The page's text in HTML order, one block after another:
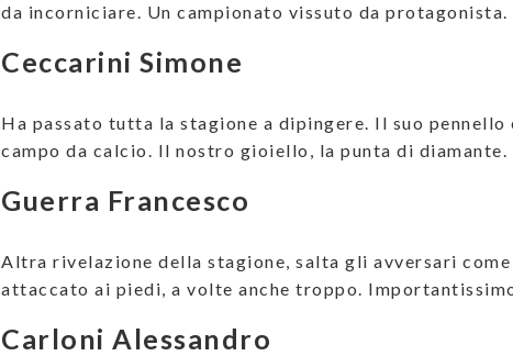
da incorniciare. Un campionato vissuto da
Ceccarini Simone
Ha passato tutta la stagione a dipingere. Il suo
campo da calcio. Il nostro gioiello, la punta di diamante.
Guerra Francesco
Altra rivelazione della stagione, salta gli avversari
attaccato ai piedi, a volte anche troppo.
Carloni Alessandro